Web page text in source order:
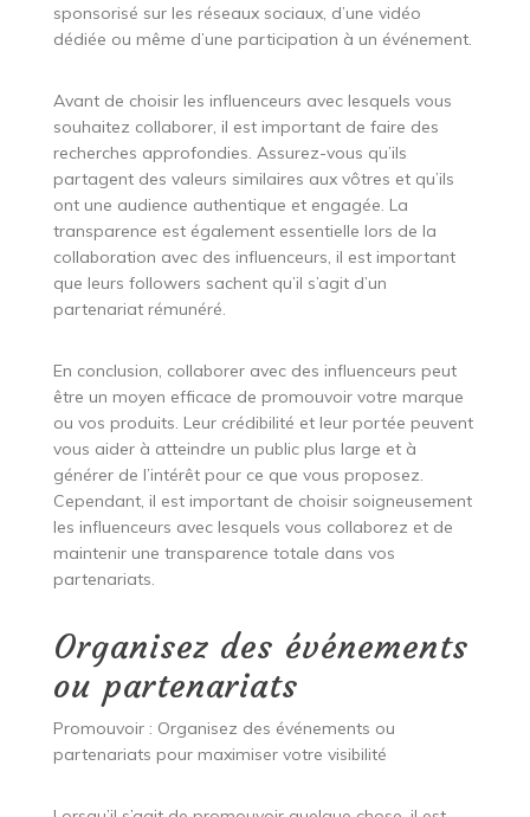
sponsorisé sur les réseaux sociaux, d’une vidéo
dédiée ou même d’une participation à un événement.
Avant de choisir les influenceurs avec lesquels vous
souhaitez collaborer, il est important de faire des
recherches approfondies. Assurez-vous qu’ils
partagent des valeurs similaires aux vôtres et qu’ils
ont une audience authentique et engagée. La
transparence est également essentielle lors de la
collaboration avec des influenceurs, il est important
que leurs followers sachent qu’il s’agit d’un
partenariat rémunéré.
En conclusion, collaborer avec des influenceurs peut
être un moyen efficace de promouvoir votre marque
ou vos produits. Leur crédibilité et leur portée peuvent
vous aider à atteindre un public plus large et à
générer de l’intérêt pour ce que vous proposez.
Cependant, il est important de choisir soigneusement
les influenceurs avec lesquels vous collaborez et de
maintenir une transparence totale dans vos
partenariats.
Organisez des événements
ou partenariats
Promouvoir : Organisez des événements ou
partenariats pour maximiser votre visibilité